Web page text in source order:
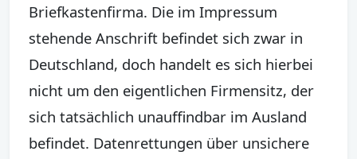
Briefkastenfirma. Die im Impressum
stehende Anschrift befindet sich zwar in
Deutschland, doch handelt es sich hierbei
nicht um den eigentlichen Firmensitz, der
sich tatsächlich unauffindbar im Ausland
befindet. Datenrettungen über unsichere